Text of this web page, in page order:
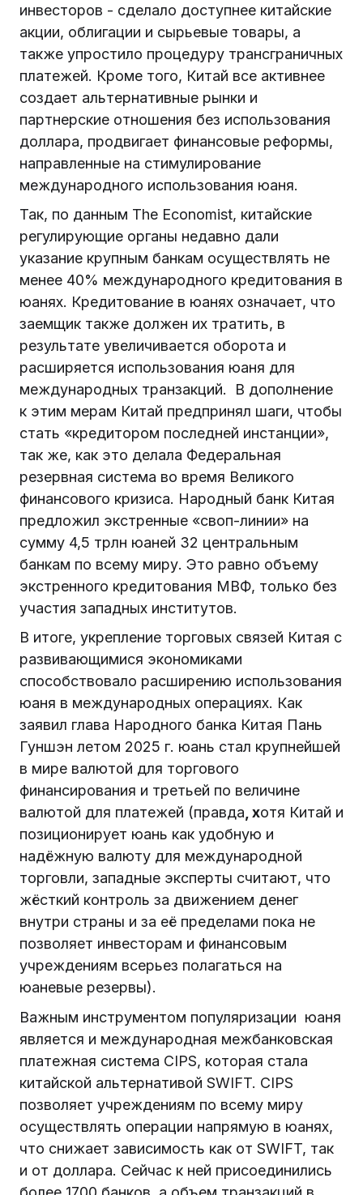
инвесторов - сделало доступнее китайские
акции, облигации и сырьевые товары, а
также упростило процедуру трансграничных
платежей. Кроме того, Китай все активнее
создает альтернативные рынки и
партнерские отношения без использования
доллара, продвигает финансовые реформы,
направленные на стимулирование
международного использования юаня.
Так, по данным The Economist, китайские
регулирующие органы недавно дали
указание крупным банкам осуществлять не
менее 40% международного кредитования в
юанях. Кредитование в юанях означает, что
заемщик также должен их тратить, в
результате увеличивается оборота и
расширяется использования юаня для
международных транзакций. В дополнение
к этим мерам Китай предпринял шаги, чтобы
стать «кредитором последней инстанции»,
так же, как это делала Федеральная
резервная система во время Великого
финансового кризиса. Народный банк Китая
предложил экстренные «своп-линии» на
сумму 4,5 трлн юаней 32 центральным
банкам по всему миру. Это равно объему
экстренного кредитования МВФ, только без
участия западных институтов.
В итоге, укрепление торговых связей Китая с
развивающимися экономиками
способствовало расширению использования
юаня в международных операциях. Как
заявил глава Народного банка Китая Пань
Гуншэн летом 2025 г. юань стал крупнейшей
в мире валютой для торгового
финансирования и третьей по величине
валютой для платежей (правда, хотя Китай и
позиционирует юань как удобную и
надёжную валюту для международной
торговли, западные эксперты считают, что
жёсткий контроль за движением денег
внутри страны и за её пределами пока не
позволяет инвесторам и финансовым
учреждениям всерьез полагаться на
юаневые резервы).
Важным инструментом популяризации юаня
является и международная межбанковская
платежная система CIPS, которая стала
китайской альтернативой SWIFT. CIPS
позволяет учреждениям по всему миру
осуществлять операции напрямую в юанях,
что снижает зависимость как от SWIFT, так
и от доллара. Сейчас к ней присоединились